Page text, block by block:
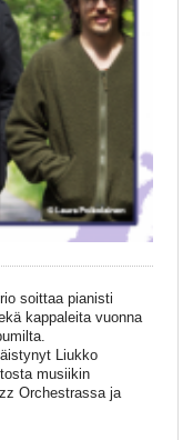
soittaa pianisti
kappaleita vuonna
Liukko
musiikin
Orchestrassa ja